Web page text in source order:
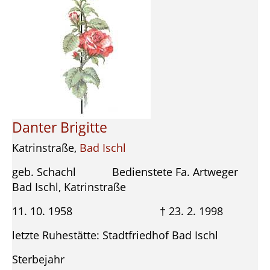
Danter Brigitte
Katrinstraße, Bad Ischl
geb. Schachl Bedienstete Fa. Artweger
Bad Ischl, Katrinstraße
11. 10. 1958 † 23. 2. 1998
letzte Ruhestätte: Stadtfriedhof Bad Ischl
Sterbejahr